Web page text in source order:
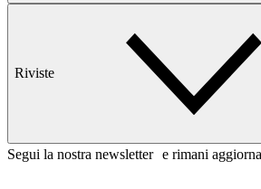
Riviste
Segui la nostra newsletter e rimani